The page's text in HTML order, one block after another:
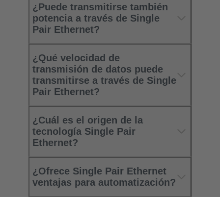
¿Puede transmitirse también
potencia a través de Single
Pair Ethernet?
¿Qué velocidad de
transmisión de datos puede
transmitirse a través de Single
Pair Ethernet?
¿Cuál es el origen de la
tecnología Single Pair
Ethernet?
¿Ofrece Single Pair Ethernet
ventajas para automatización?